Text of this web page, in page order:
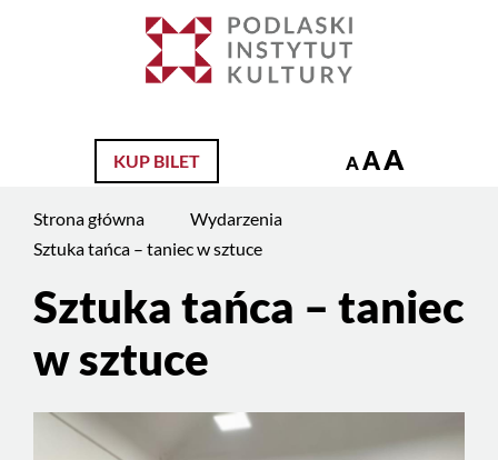
sztuce
KUP BILET AAA
Strona główna
Wydarzenia
Sztuka tańca – taniec w sztuce
Sztuka tańca – taniec
w sztuce